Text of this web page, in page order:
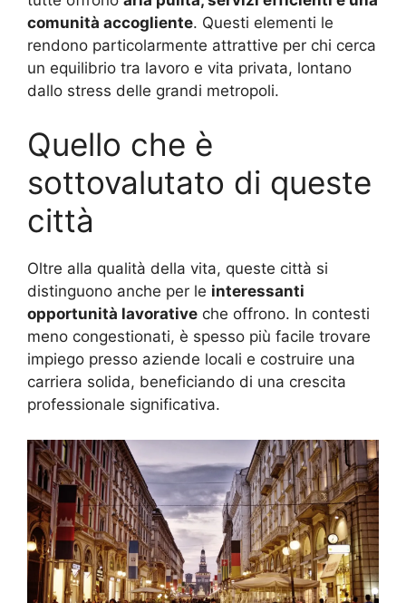
comunità accogliente. Questi elementi le
rendono particolarmente attrattive per chi cerca
un equilibrio tra lavoro e vita privata, lontano
dallo stress delle grandi metropoli.
Quello che è
sottovalutato di queste
città
Oltre alla qualità della vita, queste città si
distinguono anche per le interessanti
opportunità lavorative che offrono. In contesti
meno congestionati, è spesso più facile trovare
impiego presso aziende locali e costruire una
carriera solida, beneficiando di una crescita
professionale significativa.